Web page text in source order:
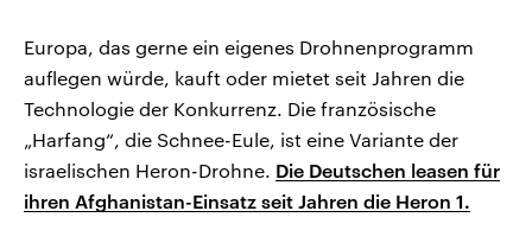
Europa, das gerne ein eigenes Drohnenprogramm
auflegen würde, kauft oder mietet seit Jahren die
Technologie der Konkurrenz. Die französische
„Harfang“, die Schnee-Eule, ist eine Variante der
israelischen Heron-Drohne. Die Deutschen leasen für
ihren Afghanistan-Einsatz seit Jahren die Heron 1.